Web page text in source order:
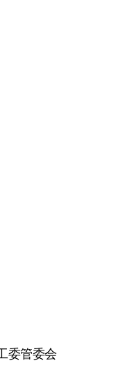
委管委会